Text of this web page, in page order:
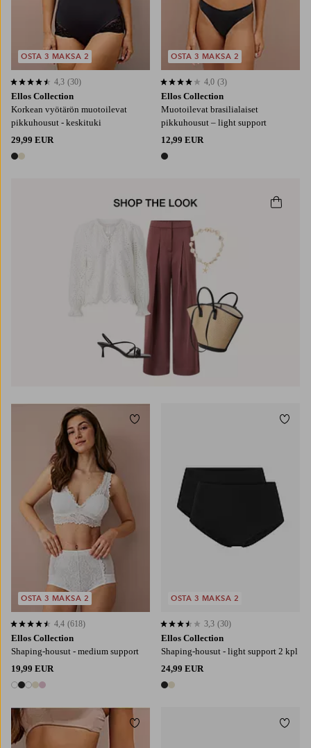
Ellos Collection
Korkean vyötärön muotoilevat
pikkuhousut - keskituki
29,99 EUR
2 värejä
4,3 perustuen 30 arvosanaan
4,3 (30)
OSTA 3 MAKSA 2
Ellos Collection
Muotoilevat brasilialaiset
pikkuhousut – light support
12,99 EUR
1 väri
4,0 perustuen 3 arvosanaan
4,0 (3)
OSTA 3 MAKSA 2
Ellos Collection
Shaping-housut - medium support
19,99 EUR
5 värejä
4,4 perustuen 618 arvosanaan
4,4 (618)
OSTA 3 MAKSA 2
Lisää suosikkeihin
46/48 50/52 54/56
Ellos Collection
Shaping-housut - light support 2 kpl
24,99 EUR
2 värejä
3,3 perustuen 30 arvosanaan
3,3 (30)
OSTA 3 MAKSA 2
Lisää suosikkeihin